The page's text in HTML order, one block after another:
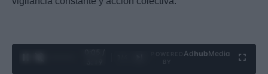
Ad hubMedia